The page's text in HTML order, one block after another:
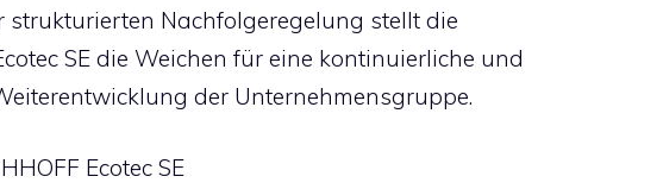
strukturierten Nachfolgeregelung stellt die
SE die Weichen für eine kontinuierliche und
der Unternehmensgruppe.
Ecotec SE